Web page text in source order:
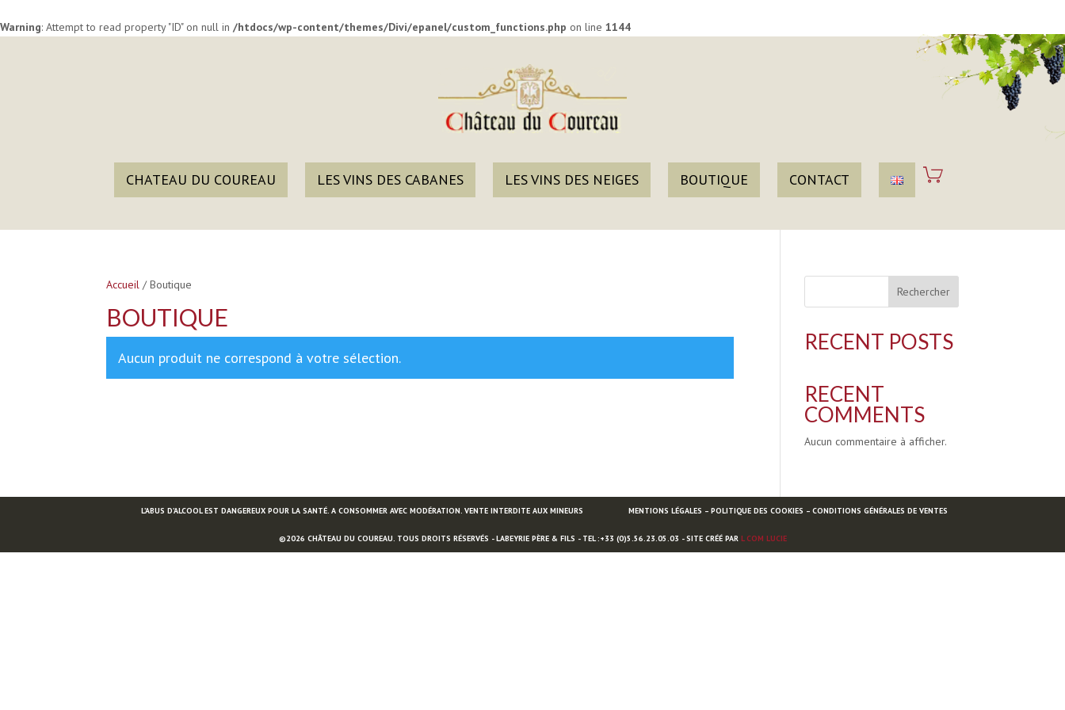
Warning: Attempt to read property "ID" on null in /htdocs/wp-content/themes/Divi/epanel/custom_functions.php on line 1144
CHATEAU DU COUREAU LES VINS DES CABANES LES VINS DES NEIGES BOUTIQUE CONTACT
Accueil /Boutique
BOUTIQUE
Aucun produit ne correspond à votre sélection.
Rechercher
RECENT POSTS
RECENT
COMMENTS
Aucun commentaire à afficher.
L’ABUS D’ALCOOL EST DANGEREUX POUR LA SANTÉ. A CONSOMMER AVEC MODÉRATION. VENTE INTERDITE AUX MINEURS MENTIONS LÉGALES – POLITIQUE DES COOKIES – CONDITIONS GÉNÉRALES DE VENTES
©2026 CHÂTEAU DU COUREAU. TOUS DROITS RÉSERVÉS - LABEYRIE PÈRE & FILS - TEL :+33 (0)5.56.23.05.03 - SITE CRÉÉ PAR L COM LUCIE